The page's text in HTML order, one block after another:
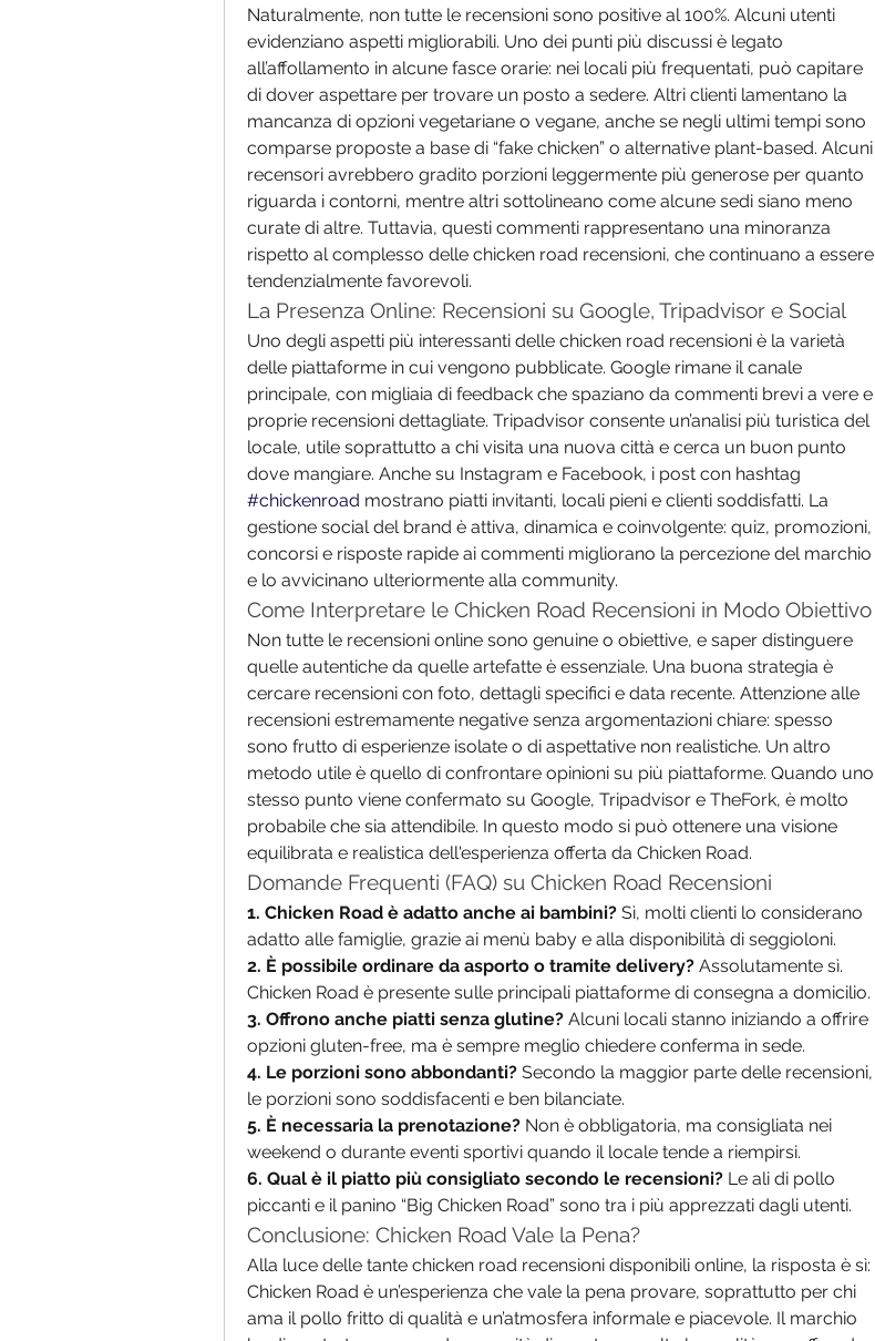
Naturalmente, non tutte le recensioni sono positive al 100%. Alcuni utenti
evidenziano aspetti migliorabili. Uno dei punti più discussi è legato
all’affollamento in alcune fasce orarie: nei locali più frequentati, può capitare
di dover aspettare per trovare un posto a sedere. Altri clienti lamentano la
mancanza di opzioni vegetariane o vegane, anche se negli ultimi tempi sono
comparse proposte a base di “fake chicken” o alternative plant-based. Alcuni
recensori avrebbero gradito porzioni leggermente più generose per quanto
riguarda i contorni, mentre altri sottolineano come alcune sedi siano meno
curate di altre. Tuttavia, questi commenti rappresentano una minoranza
rispetto al complesso delle chicken road recensioni, che continuano a essere
tendenzialmente favorevoli.
La Presenza Online: Recensioni su Google, Tripadvisor e Social
Uno degli aspetti più interessanti delle chicken road recensioni è la varietà
delle piattaforme in cui vengono pubblicate. Google rimane il canale
principale, con migliaia di feedback che spaziano da commenti brevi a vere e
proprie recensioni dettagliate. Tripadvisor consente un’analisi più turistica del
locale, utile soprattutto a chi visita una nuova città e cerca un buon punto
#chickenroad mostrano piatti invitanti, locali pieni e clienti soddisfatti. La
gestione social del brand è attiva, dinamica e coinvolgente: quiz, promozioni,
concorsi e risposte rapide ai commenti migliorano la percezione del marchio
e lo avvicinano ulteriormente alla community.
Come Interpretare le Chicken Road Recensioni in Modo Obiettivo
Non tutte le recensioni online sono genuine o obiettive, e saper distinguere
quelle autentiche da quelle artefatte è essenziale. Una buona strategia è
cercare recensioni con foto, dettagli specifici e data recente. Attenzione alle
recensioni estremamente negative senza argomentazioni chiare: spesso
sono frutto di esperienze isolate o di aspettative non realistiche. Un altro
metodo utile è quello di confrontare opinioni su più piattaforme. Quando uno
stesso punto viene confermato su Google, Tripadvisor e TheFork, è molto
probabile che sia attendibile. In questo modo si può ottenere una visione
equilibrata e realistica dell'esperienza offerta da Chicken Road.
Domande Frequenti (FAQ) su Chicken Road Recensioni
1. Chicken Road è adatto anche ai bambini? Sì, molti clienti lo considerano
adatto alle famiglie, grazie ai menù baby e alla disponibilità di seggioloni.
2. È possibile ordinare da asporto o tramite delivery? Assolutamente sì.
Chicken Road è presente sulle principali piattaforme di consegna a domicilio.
3. Offrono anche piatti senza glutine? Alcuni locali stanno iniziando a offrire
opzioni gluten-free, ma è sempre meglio chiedere conferma in sede.
4. Le porzioni sono abbondanti? Secondo la maggior parte delle recensioni,
le porzioni sono soddisfacenti e ben bilanciate.
5. È necessaria la prenotazione? Non è obbligatoria, ma consigliata nei
weekend o durante eventi sportivi quando il locale tende a riempirsi.
6. Qual è il piatto più consigliato secondo le recensioni? Le ali di pollo
piccanti e il panino “Big Chicken Road” sono tra i più apprezzati dagli utenti.
Conclusione: Chicken Road Vale la Pena?
Alla luce delle tante chicken road recensioni disponibili online, la risposta è sì:
Chicken Road è un’esperienza che vale la pena provare, soprattutto per chi
ama il pollo fritto di qualità e un’atmosfera informale e piacevole. Il marchio